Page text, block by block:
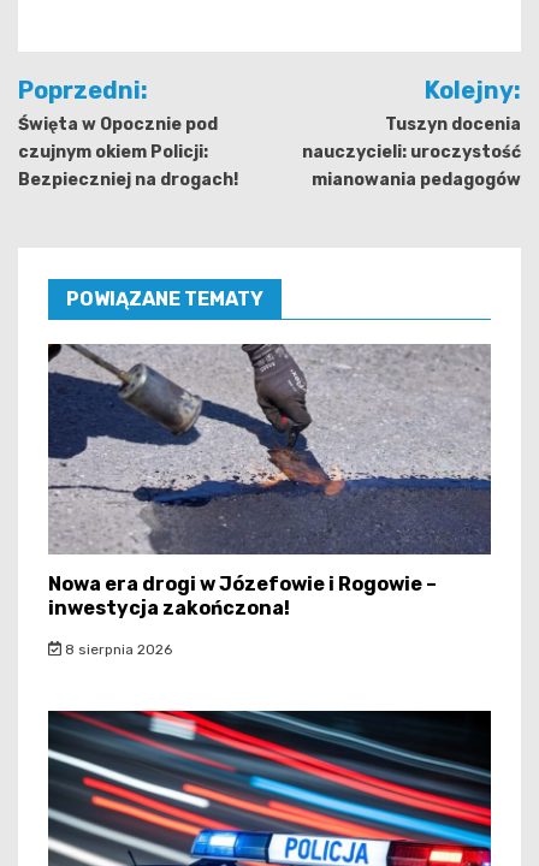
Nawigacja
wpisu
Poprzedni:
Święta w Opocznie pod
czujnym okiem Policji:
Bezpieczniej na drogach!
Kolejny:
Tuszyn docenia
nauczycieli: uroczystość
mianowania pedagogów
POWIĄZANE TEMATY
Nowa era drogi w Józefowie i Rogowie –
inwestycja zakończona!
8 sierpnia 2026